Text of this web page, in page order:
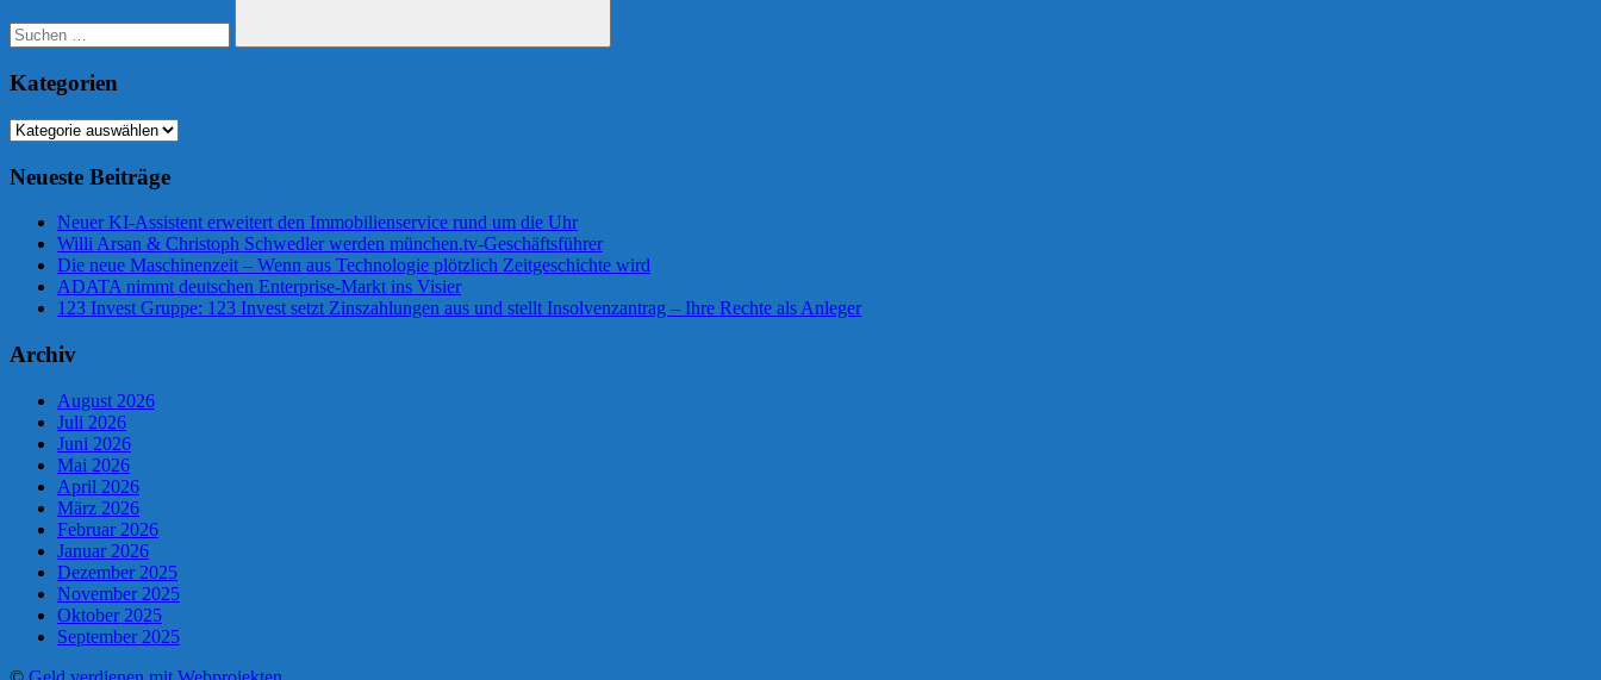
Suchen
Kategorien
Kategorien
Neueste Beiträge
Neuer KI-Assistent erweitert den Immobilienservice rund um die Uhr
Willi Arsan & Christoph Schwedler werden münchen.tv-Geschäftsführer
Die neue Maschinenzeit – Wenn aus Technologie plötzlich Zeitgeschichte wird
ADATA nimmt deutschen Enterprise-Markt ins Visier
123 Invest Gruppe: 123 Invest setzt Zinszahlungen aus und stellt Insolvenzantrag – Ihre Rechte als Anleger
Archiv
August 2026
Juli 2026
Juni 2026
Mai 2026
April 2026
März 2026
Februar 2026
Januar 2026
Dezember 2025
November 2025
Oktober 2025
September 2025